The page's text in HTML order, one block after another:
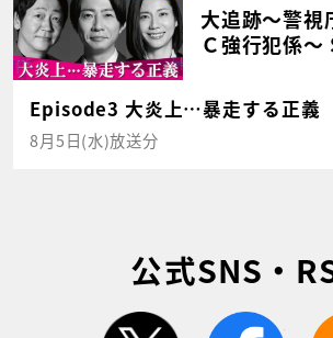
大追跡～警視
Ｃ強行犯係
Episode3 大炎上…暴走する正義
8月5日(水)放送分
公式SNS・
twitter